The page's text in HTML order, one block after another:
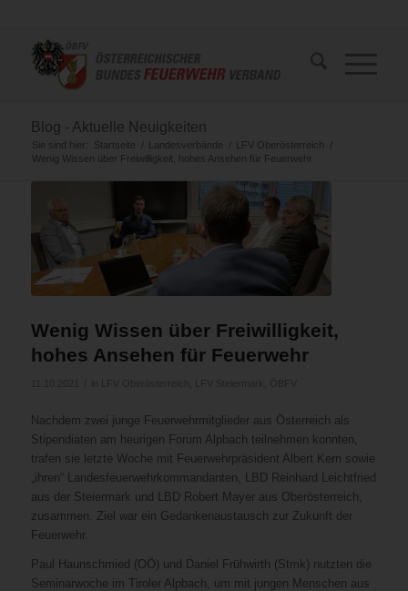
Blog - Aktuelle Neuigkeiten
Sie sind hier: Startseite / Landesverbände / LFV Oberösterreich
/
Wenig Wissen über Freiwilligkeit, hohes Ansehen für Feuerwehr
Wenig Wissen über Freiwilligkeit,
hohes Ansehen für Feuerwehr
Nachdem zwei junge Feuerwehrmitglieder aus Österreich als
Stipendiaten am heurigen Forum Alpbach teilnehmen konnten,
trafen sie letzte Woche mit Feuerwehrpräsident Albert Kern sowie
„ihren“ Landesfeuerwehrkommandanten, LBD Reinhard Leichtfried
aus der Steiermark und LBD Robert Mayer aus Oberösterreich,
zusammen. Ziel war ein Gedankenaustausch zur Zukunft der
Feuerwehr.
Paul Haunschmied (OÖ) und Daniel Frühwirth (Stmk) nutzten die
Seminarwoche im Tiroler Alpbach, um mit jungen Menschen aus